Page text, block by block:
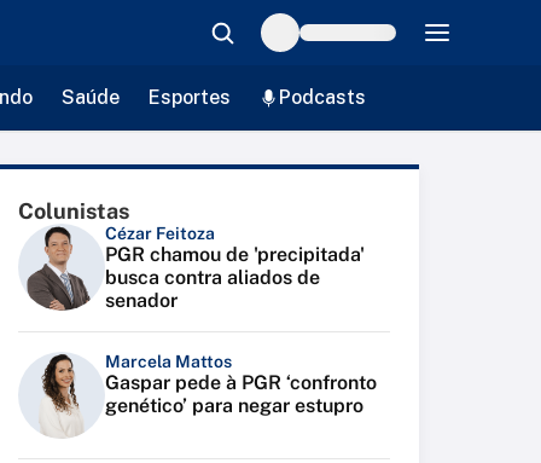
Saúde Esportes Podcasts
Colunistas
Cézar Feitoza
PGR chamou de 'precipitada'
busca contra aliados de
senador
Marcela Mattos
Gaspar pede à PGR ‘confronto
genético’ para negar estupro